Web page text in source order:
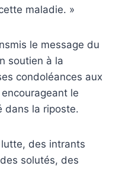
maladie. »
le message du
soutien à la
condoléances aux
le
dans la riposte.
des intrants
solutés, des